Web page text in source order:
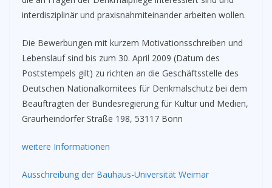
interdisziplinär und praxisnahmiteinander arbeiten wollen.
Die Bewerbungen mit kurzem Motivationsschreiben und
Lebenslauf sind bis zum 30. April 2009 (Datum des
Poststempels gilt) zu richten an die Geschäftsstelle des
Deutschen Nationalkomitees für Denkmalschutz bei dem
Beauftragten der Bundesregierung für Kultur und Medien,
Graurheindorfer Straße 198, 53117 Bonn
weitere Informationen
Ausschreibung der Bauhaus-Universität Weimar